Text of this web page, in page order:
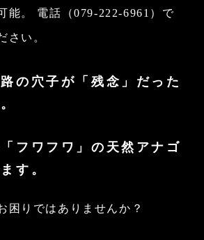
能。 電話 （079-222-6961） で
さい。
の穴子が「残念」だった
フワフワ」の天然アナゴ
す。
困りではありませんか？